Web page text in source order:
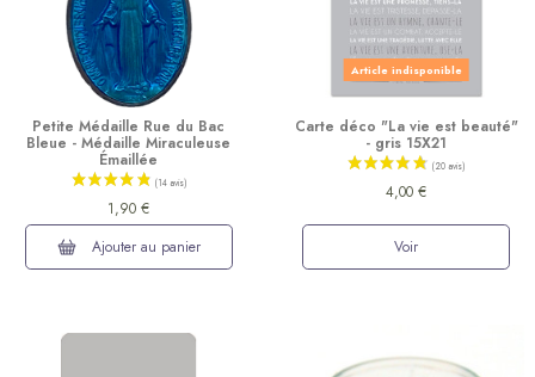
Petite Médaille Rue du Bac
Bleue - Médaille Miraculeuse
Émaillée
1,90 €
Ajouter au panier
Article indisponible
Carte déco "La vie est beauté"
- gris 15X21
4,00 €
Voir